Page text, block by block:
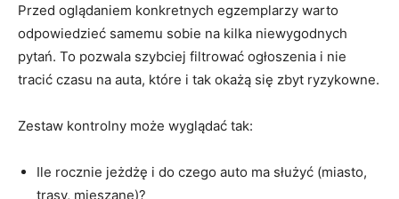
Przed oglądaniem konkretnych egzemplarzy warto
odpowiedzieć samemu sobie na kilka niewygodnych
pytań. To pozwala szybciej filtrować ogłoszenia i nie
tracić czasu na auta, które i tak okażą się zbyt ryzykowne.
Zestaw kontrolny może wyglądać tak:
Ile rocznie jeżdżę i do czego auto ma służyć (miasto,
trasy, mieszane)?